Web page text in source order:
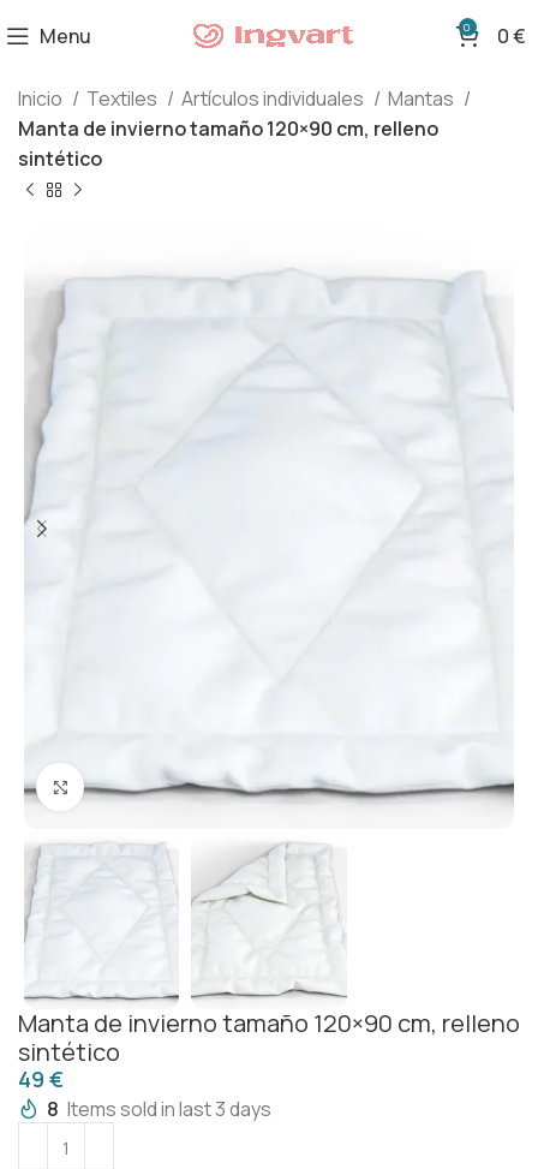
Menu 0 0€
Inicio Textiles Artículos individuales
Mantas
Manta de invierno tamaño 120×90 cm, relleno
sintético
Click to enlarge
Manta de invierno tamaño 120×90 cm, relleno
sintético
€
8 Items sold in last 3 days